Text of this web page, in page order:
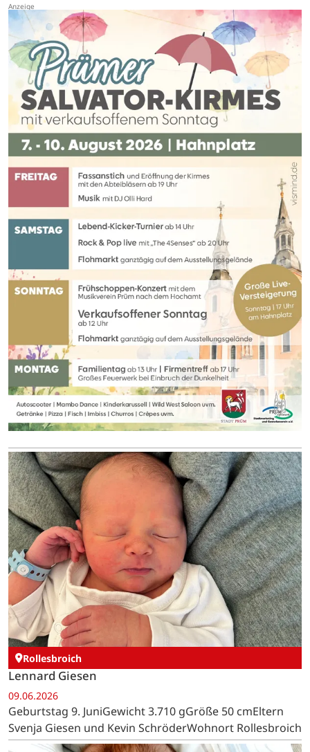
Rollesbroich
Lennard Giesen
09.06.2026
Geburtstag 9. JuniGewicht 3.710 gGröße 50 cmEltern
Svenja Giesen und Kevin SchröderWohnort Rollesbroich